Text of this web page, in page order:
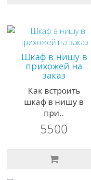
Шкаф в нишу в
прихожей на
заказ
Как встроить
шкаф в нишу в
при..
5500